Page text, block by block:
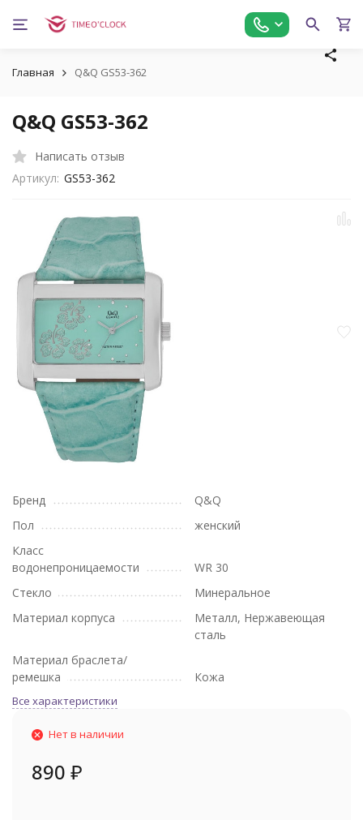
Главная Q&Q GS53-362
Q&Q GS53-362
Написать отзыв
Артикул: GS53-362
Бренд
Q&Q
Пол
женский
Класс
водонепроницаемости
WR 30
Стекло
Минеральное
Материал корпуса
Металл, Нержавеющая
сталь
Материал браслета/
ремешка
Кожа
Все характеристики
Нет в наличии
890 ₽